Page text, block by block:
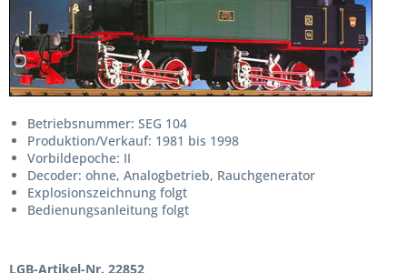
Betriebsnummer: SEG 104
Produktion/Verkauf: 1981 bis 1998
Vorbildepoche: II
Decoder: ohne, Analogbetrieb, Rauchgenerator
Explosionszeichnung folgt
Bedienungsanleitung folgt
LGB-Artikel-Nr. 22852